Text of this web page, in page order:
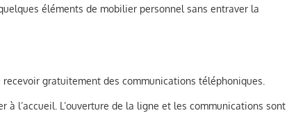
éléments de mobilier personnel sans entraver la
gratuitement des communications téléphoniques.
l’accueil. L’ouverture de la ligne et les communications sont